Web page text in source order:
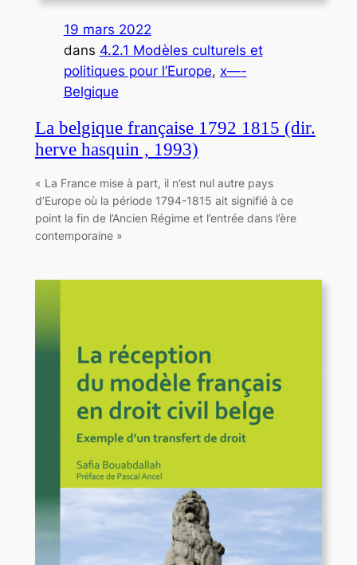
19 mars 2022
dans 4.2.1 Modèles culturels et
politiques pour l’Europe, x—-
Belgique
La belgique française 1792 1815 (dir.
herve hasquin , 1993)
« La France mise à part, il n’est nul autre pays
d’Europe où la période 1794-1815 ait signifié à ce
point la fin de l’Ancien Régime et l’entrée dans l’ère
contemporaine »